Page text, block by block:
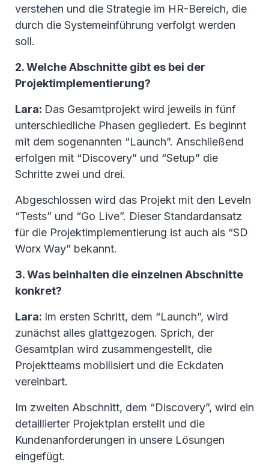
verstehen und die Strategie im HR-Bereich, die
durch die Systemeinführung verfolgt werden
soll.
2. Welche Abschnitte gibt es bei der
Projektimplementierung?
Lara: Das Gesamtprojekt wird jeweils in fünf
unterschiedliche Phasen gegliedert. Es beginnt
mit dem sogenannten “Launch”. Anschließend
erfolgen mit “Discovery” und “Setup” die
Schritte zwei und drei.
Abgeschlossen wird das Projekt mit den Leveln
“Tests” und “Go Live”. Dieser Standardansatz
für die Projektimplementierung ist auch als “SD
Worx Way” bekannt.
3. Was beinhalten die einzelnen Abschnitte
konkret?
Lara: Im ersten Schritt, dem “Launch”, wird
zunächst alles glattgezogen. Sprich, der
Gesamtplan wird zusammengestellt, die
Projektteams mobilisiert und die Eckdaten
vereinbart.
Im zweiten Abschnitt, dem “Discovery”, wird ein
detaillierter Projektplan erstellt und die
Kundenanforderungen in unsere Lösungen
eingefügt.